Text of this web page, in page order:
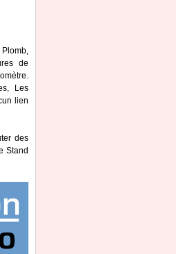
de
Les
lien
des
Stand